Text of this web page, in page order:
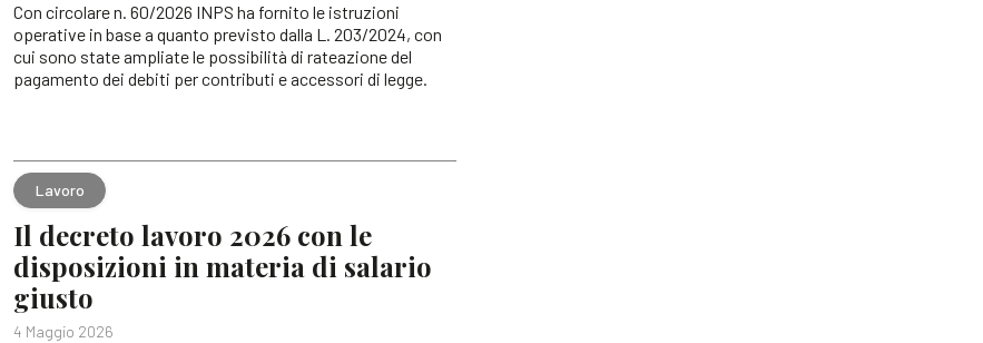
Con circolare n. 60/2026 INPS ha fornito le istruzioni
operative in base a quanto previsto dalla L. 203/2024, con
cui sono state ampliate le possibilità di rateazione del
pagamento dei debiti per contributi e accessori di legge.
Lavoro
Il decreto lavoro 2026 con le
disposizioni in materia di salario
giusto
4 Maggio 2026